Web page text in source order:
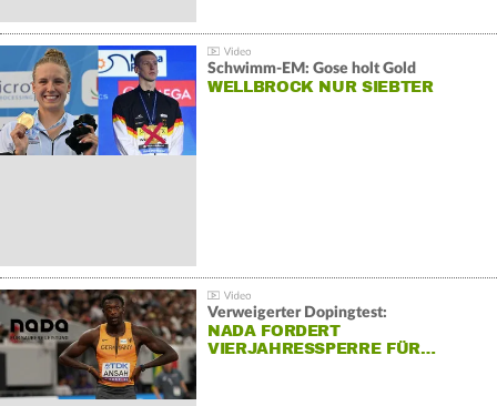
Schwimm-EM: Gose holt Gold
WELLBROCK NUR SIEBTER
Verweigerter Dopingtest:
NADA FORDERT
VIERJAHRESSPERRE FÜR…